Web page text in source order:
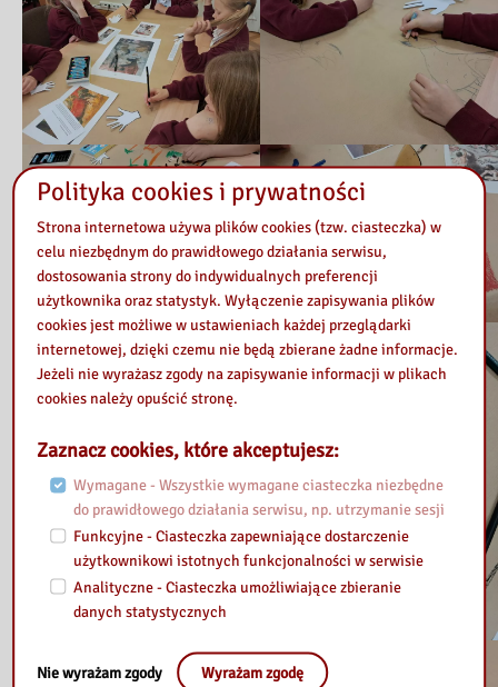
Polityka cookies i prywatności
Strona internetowa używa plików cookies (tzw. ciasteczka) w
celu niezbędnym do prawidłowego działania serwisu,
dostosowania strony do indywidualnych preferencji
użytkownika oraz statystyk. Wyłączenie zapisywania plików
cookies jest możliwe w ustawieniach każdej przeglądarki
internetowej, dzięki czemu nie będą zbierane żadne informacje.
Jeżeli nie wyrażasz zgody na zapisywanie informacji w plikach
cookies należy opuścić stronę.
Zaznacz cookies, które akceptujesz:
Wymagane - Wszystkie wymagane ciasteczka niezbędne
do prawidłowego działania serwisu, np. utrzymanie sesji
Funkcyjne - Ciasteczka zapewniające dostarczenie
użytkownikowi istotnych funkcjonalności w serwisie
Analityczne - Ciasteczka umożliwiające zbieranie
danych statystycznych
Nie wyrażam zgody Wyrażam zgodę